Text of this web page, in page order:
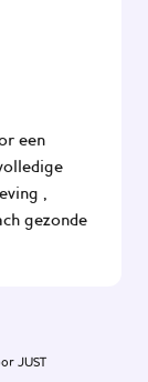
een
,
gezonde
JUST